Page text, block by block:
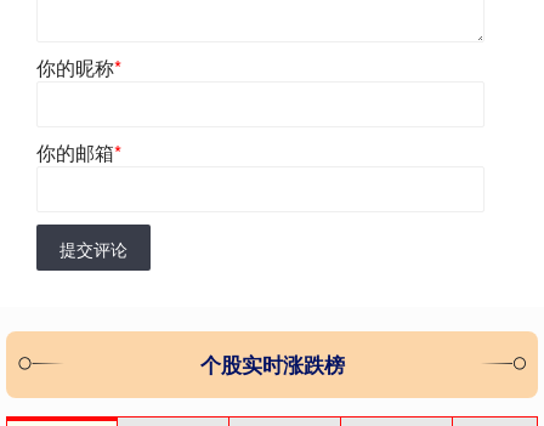
你的昵称*
你的邮箱*
提交评论
个股实时涨跌榜